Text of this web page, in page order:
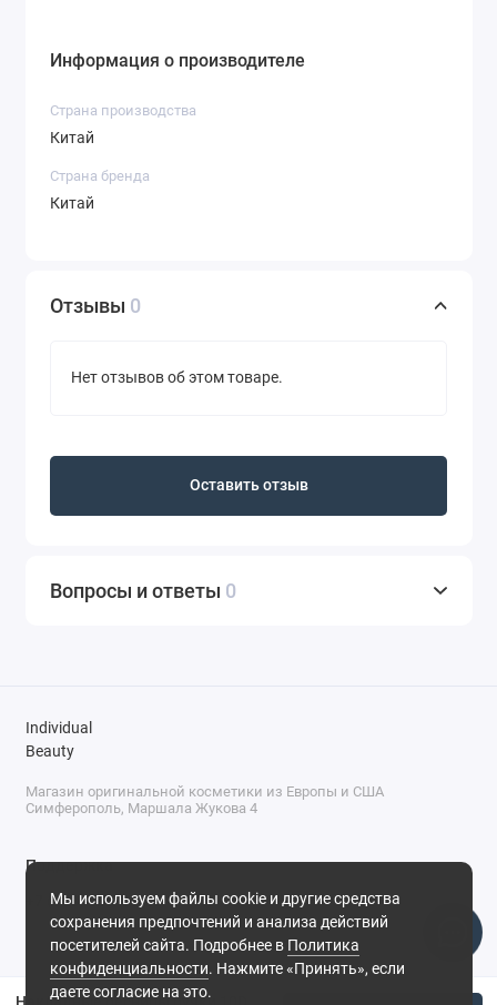
Информация о производителе
Страна производства
Китай
Страна бренда
Китай
Отзывы 0
Нет отзывов об этом товаре.
Оставить отзыв
Вопросы и ответы 0
Мы используем файлы cookie и другие средства
сохранения предпочтений и анализа действий
посетителей сайта. Подробнее в Политика
конфиденциальности. Нажмите «Принять», если
даете согласие на это.
Individual
Beauty
Магазин оригинальной косметики из Европы и США
Симферополь, Маршала Жукова 4
Поддержка
+7 (978) 586-46-46
ПН-ПТ: 9:00 - 18:00
Суббота: 9:00 - 17:00
Воскресенье: выходной
Симферополь, ул. Маршала Жукова, 4